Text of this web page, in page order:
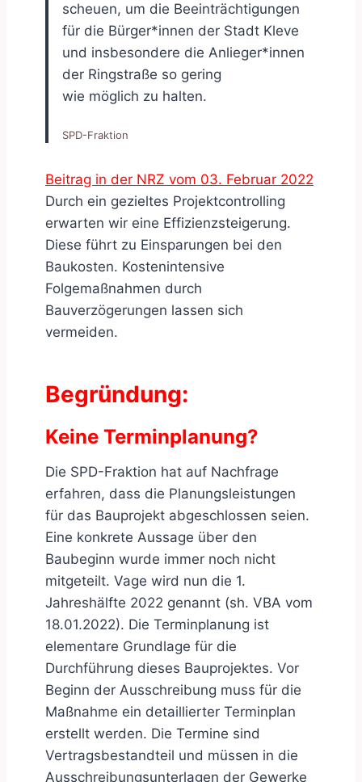
scheuen, um die Beeinträchtigungen
für die Bürger*innen der Stadt Kleve
und insbesondere die Anlieger*innen
der Ringstraße so gering
wie möglich zu halten.
SPD-Fraktion
Beitrag in der NRZ vom 03. Februar 2022
Durch ein gezieltes Projektcontrolling
erwarten wir eine Effizienzsteigerung.
Diese führt zu Einsparungen bei den
Baukosten. Kostenintensive
Folgemaßnahmen durch
Bauverzögerungen lassen sich
vermeiden.
Begründung:
Keine Terminplanung?
Die SPD-Fraktion hat auf Nachfrage
erfahren, dass die Planungsleistungen
für das Bauprojekt abgeschlossen seien.
Eine konkrete Aussage über den
Baubeginn wurde immer noch nicht
mitgeteilt. Vage wird nun die 1.
Jahreshälfte 2022 genannt (sh. VBA vom
18.01.2022). Die Terminplanung ist
elementare Grundlage für die
Durchführung dieses Bauprojektes. Vor
Beginn der Ausschreibung muss für die
Maßnahme ein detaillierter Terminplan
erstellt werden. Die Termine sind
Vertragsbestandteil und müssen in die
Ausschreibungsunterlagen der Gewerke